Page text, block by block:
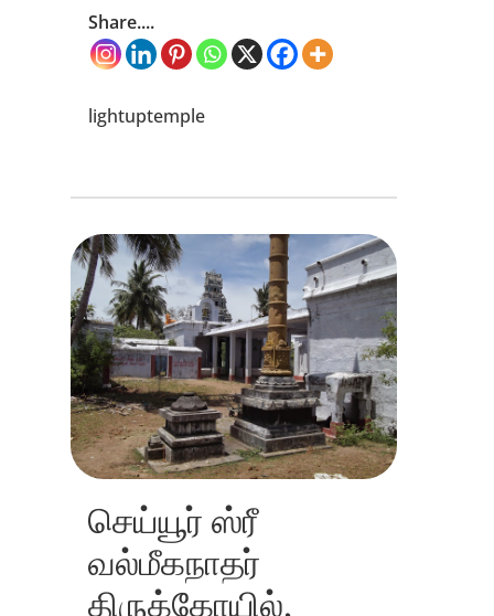
Share....
lightuptemple
செய்யூர் ஸ்ரீ
வல்மீகநாதர்
திருக்கோயில்,